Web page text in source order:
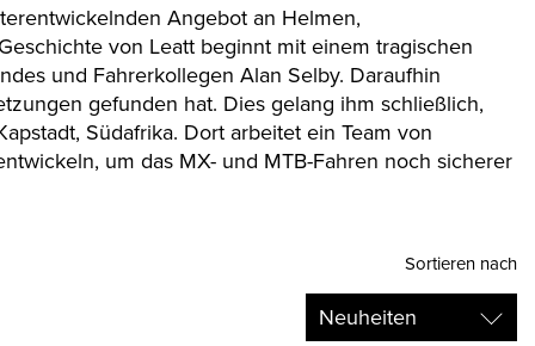
Angebot an Helmen,
von Leatt beginnt mit einem tragischen
und Fahrerkollegen Alan Selby. Daraufhin
gefunden hat. Dies gelang ihm schließlich,
Südafrika. Dort arbeitet ein Team von
um das MX- und MTB-Fahren noch sicherer
Sortieren nach